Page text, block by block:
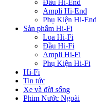
Đầu Hi-End
Ampli Hi-End
Phụ Kiện Hi-End
Sản phẩm Hi-Fi
Loa Hi-Fi
Đầu Hi-Fi
Ampli Hi-Fi
Phụ Kiện Hi-Fi
Hi-Fi
Tin tức
Xe và đời sống
Phim Nước Ngoài